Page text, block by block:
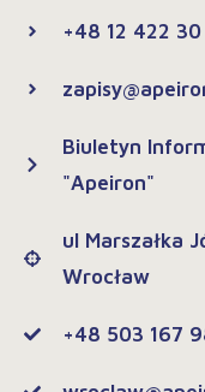
+48 12 422
Biuletyn
"Apeiron"
ul Marszałka
Wrocław
+48 503 167